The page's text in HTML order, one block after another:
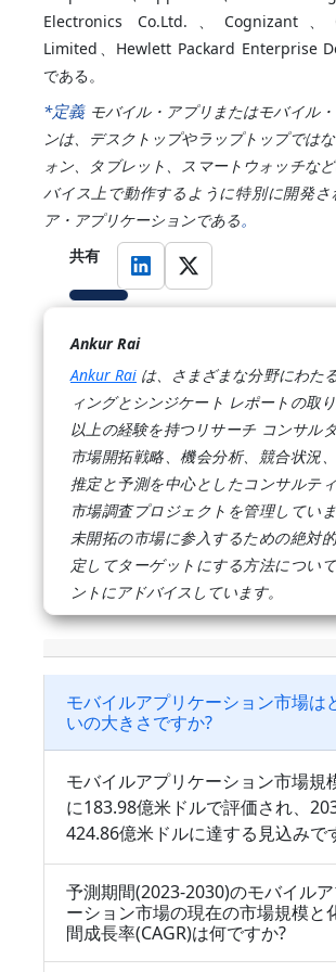
Electronics Co.Ltd.、Cognizant
Limited、Hewlett Packard Enterprise
である。
*定義 モバイル・アプリまたはモバイル
ンは、デスクトップやラップトップでは
ォン、タブレット、スマートウォッチな
バイス上で動作するように特別に開発さ
ア・アプリケーションである。
共有
Ankur Rai
Ankur Rai は、さまざまな分野にわた
ィングとシンジケート レポートの取
以上の経験を持つリサーチ コンサルタ
市場開拓戦略、機会分析、競合状況
推定と予測を中心としたコンサルテ
市場調査プロジェクトを管理していま
未開拓の市場に参入するための絶対
定してターゲットにする方法につい
ントにアドバイスしています。
モバイルアプリケーション市場は
いの大きさですか?
モバイルアプリケーション市場規
に183.98億米ドルで評価され、
424.86億米ドルに達する見込みで
予測期間(2023-2030)のモバイル
ーション市場の現在の市場規模と
間成長率(CAGR)は何ですか?